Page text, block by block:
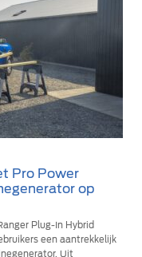
Pro Power
op
Plug-In Hybrid
een aantrekkelijk
Uit